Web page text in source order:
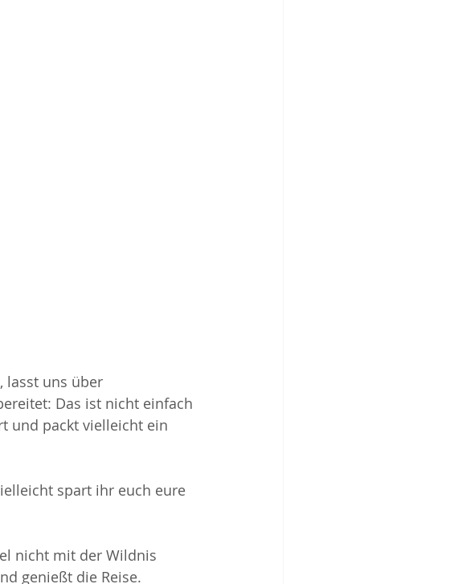
lasst uns über
Das ist nicht einfach
und packt vielleicht ein
spart ihr euch eure
nicht mit der Wildnis
genießt die Reise.